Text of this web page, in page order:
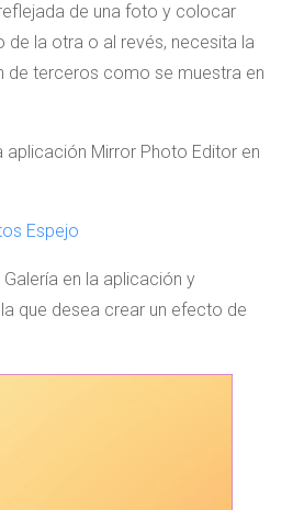
de una foto y colocar
de la otra o al revés, necesita la
de terceros como se muestra en
aplicación Mirror Photo Editor en
Espejo
en la aplicación y
que desea crear un efecto de